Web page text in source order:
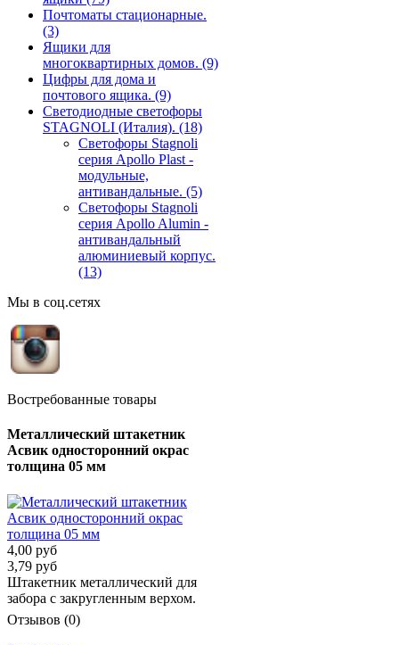
Почтоматы стационарные.
(3)
Ящики для
многоквартирных домов. (9)
Цифры для дома и
почтового ящика. (9)
Светодиодные светофоры
STAGNOLI (Италия). (18)
Светофоры Stagnoli
серия Apollo Plast -
модульные,
антивандальные. (5)
Светофоры Stagnoli
серия Apollo Alumin -
антивандальный
алюминиевый корпус.
(13)
Мы в соц.сетях
Востребованные товары
Металлический штакетник
Асвик односторонний окрас
толщина 05 мм
4,00 руб
3,79 руб
Штакетник металлический для
забора с закругленным верхом.
Отзывов (0)